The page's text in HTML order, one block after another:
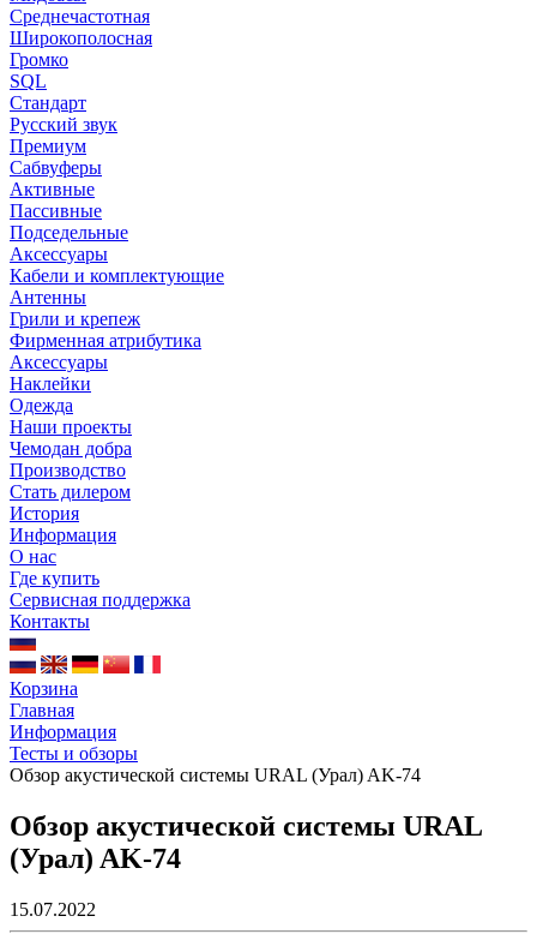
Среднечастотная
Широкополосная
Громко
SQL
Стандарт
Русский звук
Премиум
Сабвуферы
Активные
Пассивные
Подседельные
Аксессуары
Кабели и комплектующие
Антенны
Грили и крепеж
Фирменная атрибутика
Аксессуары
Наклейки
Одежда
Наши проекты
Чемодан добра
Производство
Стать дилером
История
Информация
О нас
Где купить
Сервисная поддержка
Контакты
Корзина
Главная
Информация
Тесты и обзоры
Обзор акустической системы URAL (Урал) AK-74
Обзор акустической системы URAL
(Урал) AK-74
15.07.2022